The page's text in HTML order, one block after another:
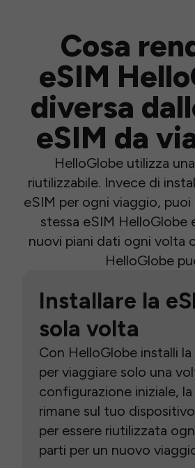
Cosa
eSIM
diversa
eSIM da
HelloGlobe utilizza
riutilizzabile. Invece di
eSIM per ogni viaggio, puoi
stessa eSIM HelloGlobe
nuovi piani dati ogni volta
HelloGlobe
Installare la
sola volta
Con HelloGlobe installi
per viaggiare solo una
configurazione iniziale,
rimane sul tuo
per essere riutilizzata
parti per un nuovo